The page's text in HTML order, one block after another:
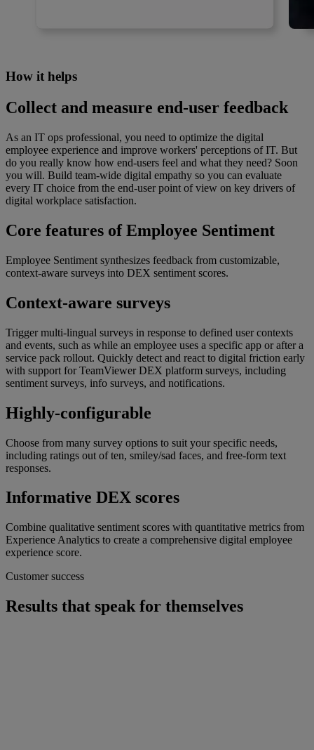
How it helps
Collect and measure end-user feedback
As an IT ops professional, you need to optimize the digital
employee experience and improve workers' perceptions of IT. But
do you really know how end-users feel and what they need? Soon
you will. Build team-wide digital empathy so you can evaluate
every IT choice from the end-user point of view on key drivers of
digital workplace satisfaction.
Core features of Employee Sentiment
Employee Sentiment synthesizes feedback from customizable,
context-aware surveys into DEX sentiment scores.
Context-aware surveys
Trigger multi-lingual surveys in response to defined user contexts
and events, such as while an employee uses a specific app or after a
service pack rollout. Quickly detect and react to digital friction early
with support for TeamViewer DEX platform surveys, including
sentiment surveys, info surveys, and notifications.
Highly-configurable
Choose from many survey options to suit your specific needs,
including ratings out of ten, smiley/sad faces, and free-form text
responses.
Informative DEX scores
Combine qualitative sentiment scores with quantitative metrics from
Experience Analytics to create a comprehensive digital employee
experience score.
Customer success
Results that speak for themselves